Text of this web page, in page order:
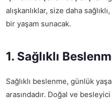
alışkanlıklar, size daha
bir yaşam sunacak.
1. Sağlıklı
Sağlıklı beslenme, günlük
arasındadır. Doğal ve